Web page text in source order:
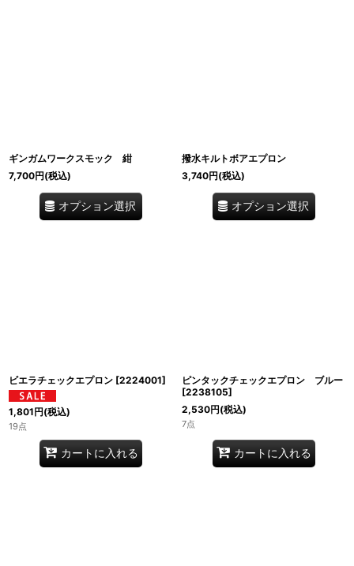
ギンガムワークスモック 紺
7,700円(税込)
オプション選択
撥水キルトボアエプロン
3,740円(税込)
オプション選択
ビエラチェックエプロン [2224001]
1,801円(税込)
19点
カートに入れる
ピンタックチェックエプロン ブルー
[2238105]
2,530円(税込)
7点
カートに入れる